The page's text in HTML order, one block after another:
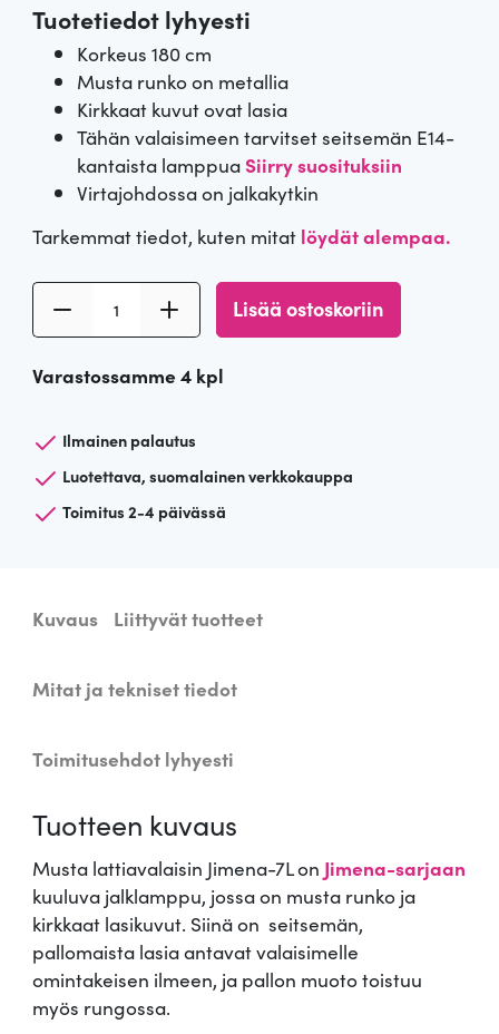
Tuotetiedot lyhyesti
Korkeus 180 cm
Musta runko on metallia
Kirkkaat kuvut ovat lasia
Tähän valaisimeen tarvitset seitsemän E14-
kantaista lamppua Siirry suosituksiin
Virtajohdossa on jalkakytkin
Tarkemmat tiedot, kuten mitat löydät alempaa.
t
l
t
t
a
a
i
J
m
e
n
a
-
7
Lisää ostoskoriin
Varastossamme 4 kpl
Ilmainen palautus
Luotettava, suomalainen verkkokauppa
Toimitus 2-4 päivässä
Kuvaus Liittyvät tuotteet
Mitat ja tekniset tiedot
Toimitusehdot lyhyesti
Tuotteen kuvaus
Musta lattiavalaisin Jimena-7L on Jimena-sarjaan
kuuluva jalklamppu, jossa on musta runko ja
kirkkaat lasikuvut. Siinä on seitsemän,
pallomaista lasia antavat valaisimelle
omintakeisen ilmeen, ja pallon muoto toistuu
myös rungossa.